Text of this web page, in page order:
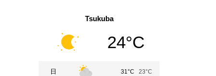
Tsukuba
24°C
日 31°C 23°C